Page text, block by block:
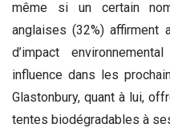
même si un certain
anglaises (32%) affirment
d’impact
influence dans les
Glastonbury, quant à lui,
tentes biodégradables à